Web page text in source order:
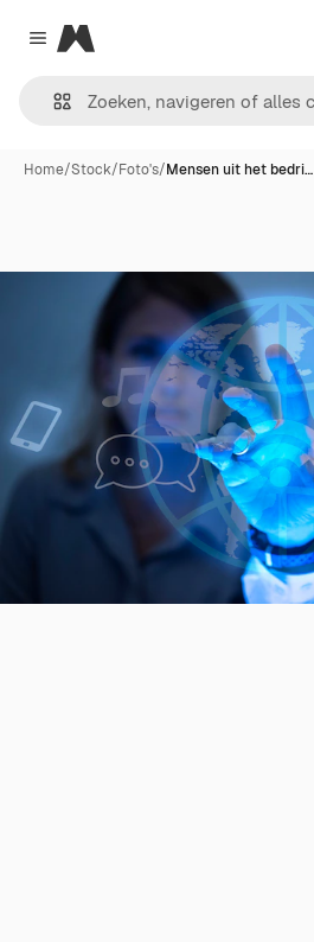
Close menu
Magnific
Home/Stock/Foto's/Mensen uit het bedri…